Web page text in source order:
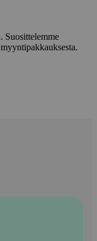
Suosittelemme